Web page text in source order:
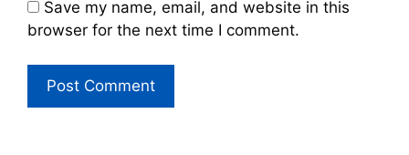
Save my name, email, and website in this
browser for the next time I comment.